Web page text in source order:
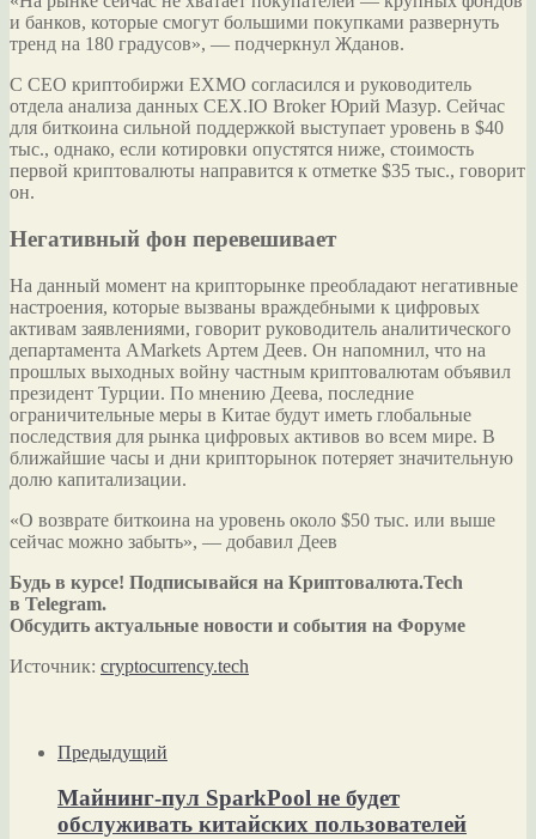
и банков, которые смогут большими покупками развернуть
тренд на 180 градусов», — подчеркнул Жданов.
С CEO криптобиржи EXMO согласился и руководитель
отдела анализа данных CEX.IO Broker Юрий Мазур. Сейчас
для биткоина сильной поддержкой выступает уровень в $40
тыс., однако, если котировки опустятся ниже, стоимость
первой криптовалюты направится к отметке $35 тыс., говорит
он.
Негативный фон перевешивает
На данный момент на крипторынке преобладают негативные
настроения, которые вызваны враждебными к цифровых
активам заявлениями, говорит руководитель аналитического
департамента AMarkets Артем Деев. Он напомнил, что на
прошлых выходных войну частным криптовалютам объявил
президент Турции. По мнению Деева, последние
ограничительные меры в Китае будут иметь глобальные
последствия для рынка цифровых активов во всем мире. В
ближайшие часы и дни крипторынок потеряет значительную
долю капитализации.
«О возврате биткоина на уровень около $50 тыс. или выше
сейчас можно забыть», — добавил Деев
Будь в курсе! Подписывайся на Криптовалюта.Tech
в Telegram.
Обсудить актуальные новости и события на Форуме
Источник: cryptocurrency.tech
Предыдущий
Майнинг-пул SparkPool не будет
обслуживать китайских пользователей